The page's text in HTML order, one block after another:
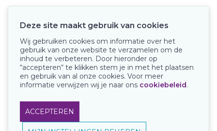
Onze keurmerken
Deze site maakt gebruik van cookies
Wij gebruiken cookies om informatie over het
gebruik van onze website te verzamelen om de
inhoud te verbeteren. Door hieronder op
“accepteren“ te klikken stem je in met het plaatsen
en gebruik van al onze cookies. Voor meer
informatie verwijzen wij je naar ons cookiebeleid.
ACCEPTEREN